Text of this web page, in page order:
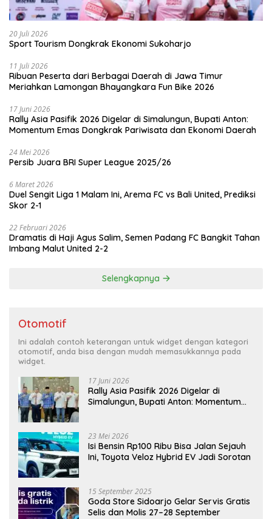
20 Juli 2026
Sport Tourism Dongkrak Ekonomi Sukoharjo
11 Juli 2026
Ribuan Peserta dari Berbagai Daerah di Jawa Timur
Meriahkan Lamongan Bhayangkara Fun Bike 2026
17 Juni 2026
Rally Asia Pasifik 2026 Digelar di Simalungun, Bupati Anton:
Momentum Emas Dongkrak Pariwisata dan Ekonomi Daerah
24 Mei 2026
Persib Juara BRI Super League 2025/26
6 Maret 2026
Duel Sengit Liga 1 Malam Ini, Arema FC vs Bali United, Prediksi
Skor 2-1
22 Februari 2026
Dramatis di Haji Agus Salim, Semen Padang FC Bangkit Tahan
Imbang Malut United 2-2
Selengkapnya
Otomotif
Ini adalah contoh keterangan untuk widget dengan kategori
otomotif, anda bisa dengan mudah memasukkannya pada
widget.
17 Juni 2026
Rally Asia Pasifik 2026 Digelar di
Simalungun, Bupati Anton: Momentum
23 Mei 2026
Isi Bensin Rp100 Ribu Bisa Jalan Sejauh
Ini, Toyota Veloz Hybrid EV Jadi Sorotan
15 September 2025
Goda Store Sidoarjo Gelar Servis Gratis
Selis dan Molis 27–28 September